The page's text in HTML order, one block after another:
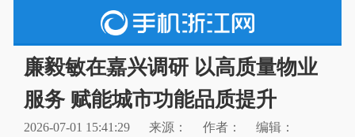
廉毅敏在嘉兴调研 以高质量物业
服务 赋能城市功能品质提升
2026-07-01 15:41:29 来源： 作者： 编辑：